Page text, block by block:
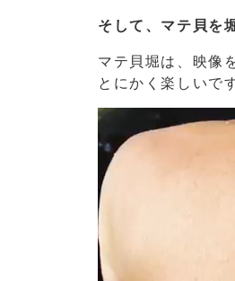
そして、マテ貝を
マテ貝堀は、映像
とにかく楽しいで
動
画
プ
レ
ー
ヤ
ー